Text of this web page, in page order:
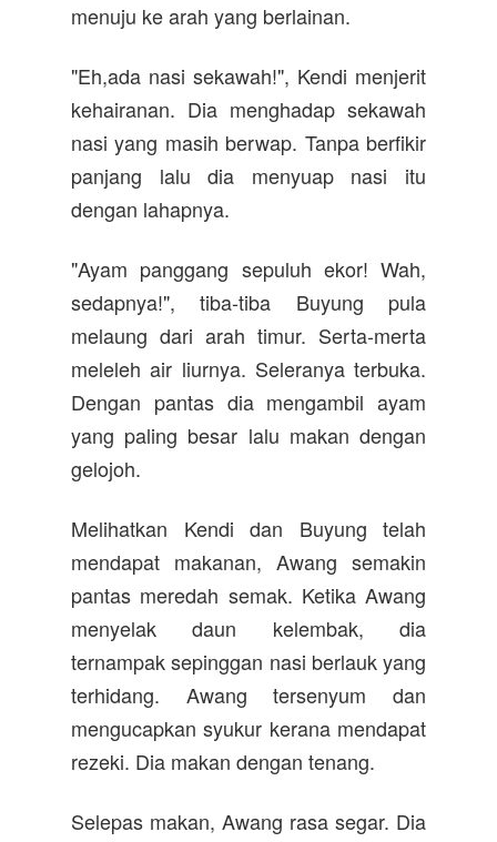
menuju ke arah yang berlainan.
"Eh,ada nasi sekawah!", Kendi menjerit
kehairanan. Dia menghadap sekawah
nasi yang masih berwap. Tanpa berfikir
panjang lalu dia menyuap nasi itu
dengan lahapnya.
"Ayam panggang sepuluh ekor! Wah,
sedapnya!", tiba-tiba Buyung pula
melaung dari arah timur. Serta-merta
meleleh air liurnya. Seleranya terbuka.
Dengan pantas dia mengambil ayam
yang paling besar lalu makan dengan
gelojoh.
Melihatkan Kendi dan Buyung telah
mendapat makanan, Awang semakin
pantas meredah semak. Ketika Awang
menyelak daun kelembak, dia
ternampak sepinggan nasi berlauk yang
terhidang. Awang tersenyum dan
mengucapkan syukur kerana mendapat
rezeki. Dia makan dengan tenang.
Selepas makan, Awang rasa segar. Dia